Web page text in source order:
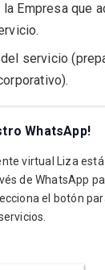
Empresa que
servicio
WhatsApp!
virtual Liza
de WhatsApp
el botón